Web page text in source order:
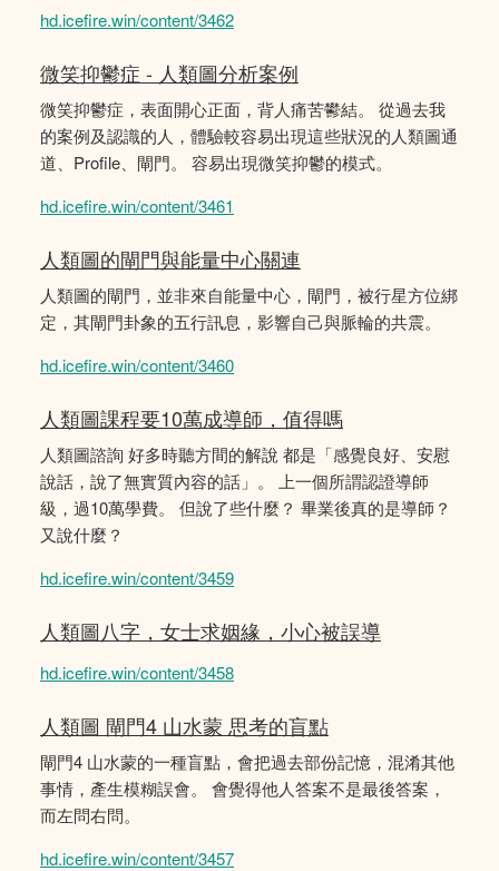
hd.icefire.win/content/3462
微笑抑鬱症 - 人類圖分析案例
微笑抑鬱症，表面開心正面，背人痛苦鬰結。 從過去我
的案例及認識的人，體驗較容易出現這些狀況的人類圖通
道、Profile、閘門。 容易出現微笑抑鬱的模式。
hd.icefire.win/content/3461
人類圖的閘門與能量中心關連
人類圖的閘門，並非來自能量中心，閘門，被行星方位綁
定，其閘門卦象的五行訊息，影響自己與脈輪的共震。
hd.icefire.win/content/3460
人類圖課程要10萬成導師，值得嗎
人類圖諮詢 好多時聽方間的解說 都是「感覺良好、安慰
說話，說了無實質內容的話」。 上一個所謂認證導師
級，過10萬學費。 但說了些什麼？ 畢業後真的是導師？
又說什麼？
hd.icefire.win/content/3459
人類圖八字，女士求姻緣，小心被誤導
hd.icefire.win/content/3458
人類圖 閘門4 山水蒙 思考的盲點
閘門4 山水蒙的一種盲點，會把過去部份記憶，混淆其他
事情，產生模糊誤會。 會覺得他人答案不是最後答案，
而左問右問。
hd.icefire.win/content/3457